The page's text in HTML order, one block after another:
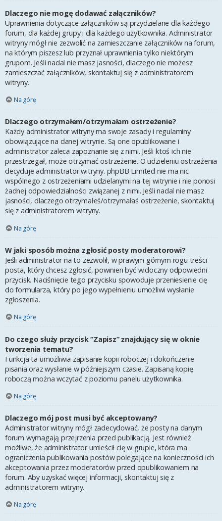
Dlaczego nie mogę dodawać załączników?
Uprawnienia dotyczące załączników są przydzielane dla każdego
forum, dla każdej grupy i dla każdego użytkownika. Administrator
witryny mógł nie zezwolić na zamieszczanie załączników na forum,
na którym piszesz lub przyznał uprawnienia tylko niektórym
grupom. Jeśli nadal nie masz jasności, dlaczego nie możesz
zamieszczać załączników, skontaktuj się z administratorem
witryny.
Na górę
Dlaczego otrzymałem/otrzymałam ostrzeżenie?
Każdy administrator witryny ma swoje zasady i regulaminy
obowiązujące na danej witrynie. Są one opublikowane i
administrator zaleca zapoznanie się z nimi. Jeśli ktoś ich nie
przestrzegał, może otrzymać ostrzeżenie. O udzieleniu ostrzeżenia
decyduje administrator witryny. phpBB Limited nie ma nic
wspólnego z ostrzeżeniami udzielanymi na tej witrynie i nie ponosi
żadnej odpowiedzialności związanej z nimi. Jeśli nadal nie masz
jasności, dlaczego otrzymałeś/otrzymałaś ostrzeżenie, skontaktuj
się z administratorem witryny.
Na górę
W jaki sposób można zgłosić posty moderatorowi?
Jeśli administrator na to zezwolił, w prawym górnym rogu treści
posta, który chcesz zgłosić, powinien być widoczny odpowiedni
przycisk. Naciśnięcie tego przycisku spowoduje przeniesienie cię
do formularza, który po jego wypełnieniu umożliwi wysłanie
zgłoszenia.
Na górę
Do czego służy przycisk “Zapisz” znajdujący się w oknie
tworzenia tematu?
Funkcja ta umożliwia zapisanie kopii roboczej i dokończenie
pisania oraz wysłanie w późniejszym czasie. Zapisaną kopię
roboczą można wczytać z poziomu panelu użytkownika.
Na górę
Dlaczego mój post musi być akceptowany?
Administrator witryny mógł zadecydować, że posty na danym
forum wymagają przejrzenia przed publikacją. Jest również
możliwe, że administrator umieścił cię w grupie, która ma
ograniczenia publikowania postów polegające na konieczności ich
akceptowania przez moderatorów przed opublikowaniem na
forum. Aby uzyskać więcej informacji, skontaktuj się z
administratorem witryny.
Na górę